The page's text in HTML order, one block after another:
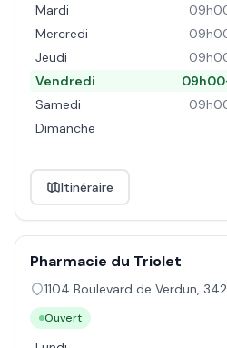
Mardi
Mercredi
Jeudi
Vendredi
Samedi
Dimanche
Itinéraire
Pharmacie du Triolet
1104 Boulevard de Verdun,
Ouvert